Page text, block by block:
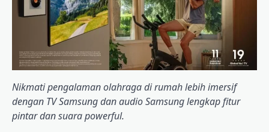
Nikmati pengalaman olahraga di rumah lebih imersif
dengan TV Samsung dan audio Samsung lengkap fitur
pintar dan suara powerful.